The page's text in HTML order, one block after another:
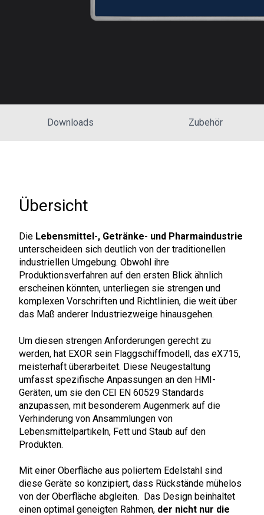
Downloads Zubehör
Übersicht
Die Lebensmittel-, Getränke- und Pharmaindustrie
unterscheideen sich deutlich von der traditionellen
industriellen Umgebung. Obwohl ihre
Produktionsverfahren auf den ersten Blick ähnlich
erscheinen könnten, unterliegen sie strengen und
komplexen Vorschriften und Richtlinien, die weit über
das Maß anderer Industriezweige hinausgehen.
Um diesen strengen Anforderungen gerecht zu
werden, hat EXOR sein Flaggschiffmodell, das eX715,
meisterhaft überarbeitet. Diese Neugestaltung
umfasst spezifische Anpassungen an den HMI-
Geräten, um sie den CEI EN 60529 Standards
anzupassen, mit besonderem Augenmerk auf die
Verhinderung von Ansammlungen von
Lebensmittelpartikeln, Fett und Staub auf den
Produkten.
Mit einer Oberfläche aus poliertem Edelstahl sind
diese Geräte so konzipiert, dass Rückstände mühelos
von der Oberfläche abgleiten. Das Design beinhaltet
einen optimal geneigten Rahmen, der nicht nur die